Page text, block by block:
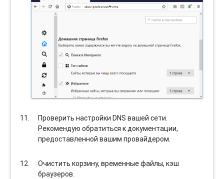
Проверить настройки DNS вашей сети.
Рекомендую обратиться к документации,
предоставленной вашим провайдером.
Очистить корзину, временные файлы, кэш
браузеров.